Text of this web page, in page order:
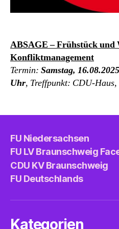
ABSAGE – Frühstück und
Konfliktmanagement
Termin: Samstag,
Uhr, Treffpunkt: CDU-
FU Niedersachsen
FU LV Braunschweig
CDU KV Braunschweig
FU Deutschlands
Kategorien